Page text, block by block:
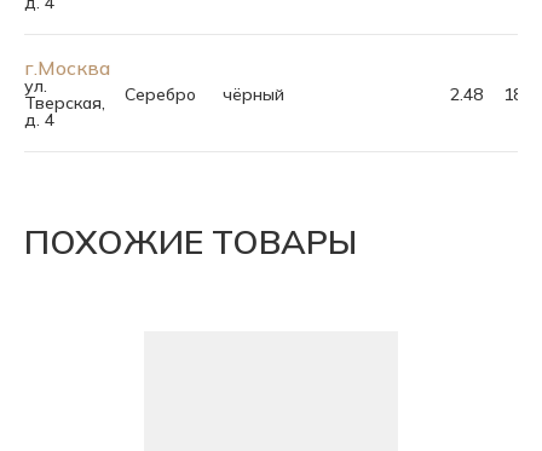
г.Москва
ул.
Тверская,
д. 4
Серебро чёрный 2.48 18.0
ПОХОЖИЕ ТОВАРЫ